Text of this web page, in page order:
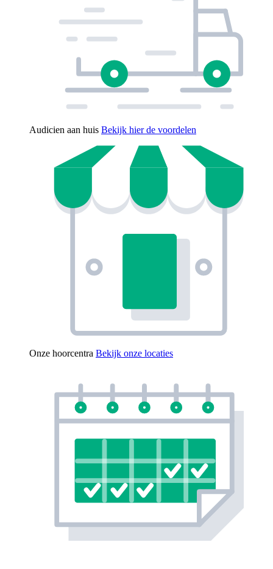
Audicien aan huis Bekijk hier de voordelen
Onze hoorcentra Bekijk onze locaties